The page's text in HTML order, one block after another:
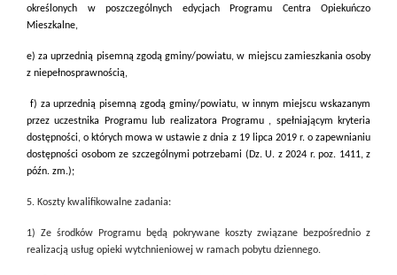
określonych w poszczególnych edycjach Programu Centra Opiekuńczo
Mieszkalne,
e) za uprzednią pisemną zgodą gminy/powiatu, w miejscu zamieszkania osoby
z niepełnosprawnością,
f) za uprzednią pisemną zgodą gminy/powiatu, w innym miejscu wskazanym
przez uczestnika Programu lub realizatora Programu , spełniającym kryteria
dostępności, o których mowa w ustawie z dnia z 19 lipca 2019 r. o zapewnianiu
dostępności osobom ze szczególnymi potrzebami (Dz. U. z 2024 r. poz. 1411, z
późn. zm.);
5. Koszty kwalifikowalne zadania:
1) Ze środków Programu będą pokrywane koszty związane bezpośrednio z
realizacją usług opieki wytchnieniowej w ramach pobytu dziennego.